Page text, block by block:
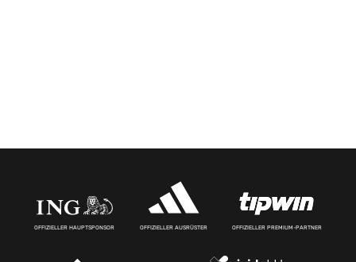
OFFIZIELLER HAUPTSPONSOR OFFIZIELLER AUSRÜSTER OFFIZIELLER PREMIUM-PARTNER